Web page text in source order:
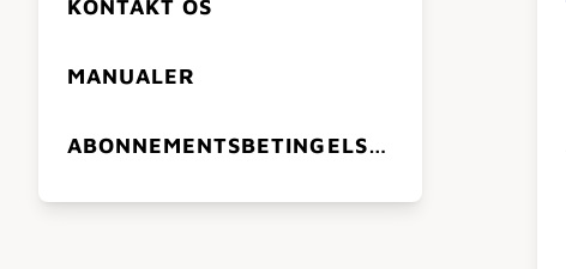
KONTAKT OS
MANUALER
ABONNEMENTSBETINGELSER